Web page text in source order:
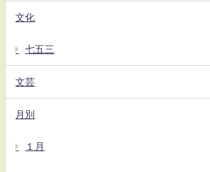
文化
七五三
文芸
月別
１月